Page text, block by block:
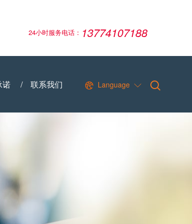
24小时服务电话： 13774107188
诺 / 联系我们 Language  